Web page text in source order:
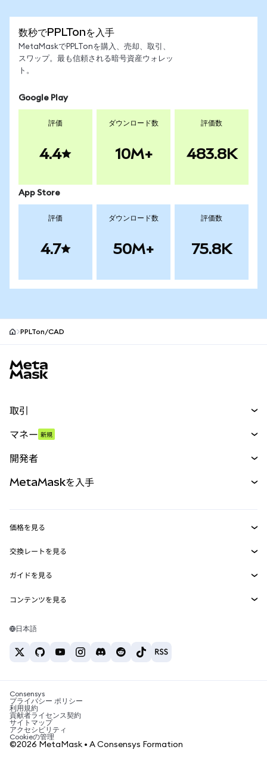
数秒でPPLTonを入手
MetaMaskでPPLTonを購入、売却、取引、
スワップ。最も信頼される暗号資産ウォレッ
ト。
Google Play
評価
4.4
ダウンロード数
10M+
評価数
483.8K
App Store
評価
4.7
ダウンロード数
50M+
評価数
75.8K
PPLTon/CAD
取引
パーペチュアル
RWA
マネー 新規
開発者
MetaMask Connect
Snaps
Web3サービス
MetaMaskを入手
セキュリティ
サポート
キャリア
お問い合わせ
価格を見る
イーサリアムの価格
Solanaの価格
Tetherの価格
交換レートを見る
ETH→USD
USDT→INR
BTC→INR
ETH→USDT
ガイドを見る
ETHの購入
USDTの購入
SHIBの購入
BNBの購入
コンテンツを見る
Solanaウォレット
税制関連ニュース
暗号資産の購入方法は？
ビットコインを売るには？
日本語
Consensys
プライバシー ポリシー
利用規約
貢献者ライセンス契約
サイトマップ
アクセシビリティ
Cookieの管理
©2026 MetaMask • A Consensys Formation